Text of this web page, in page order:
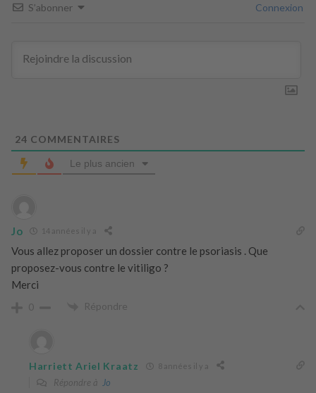
S’abonner Connexion
24 COMMENTAIRES
Le plus ancien
Jo 14 années il y a
Vous allez proposer un dossier contre le psoriasis . Que
proposez-vous contre le vitiligo ?
Merci
0 Répondre
Harriett Ariel Kraatz 8 années il y a
Répondre à Jo